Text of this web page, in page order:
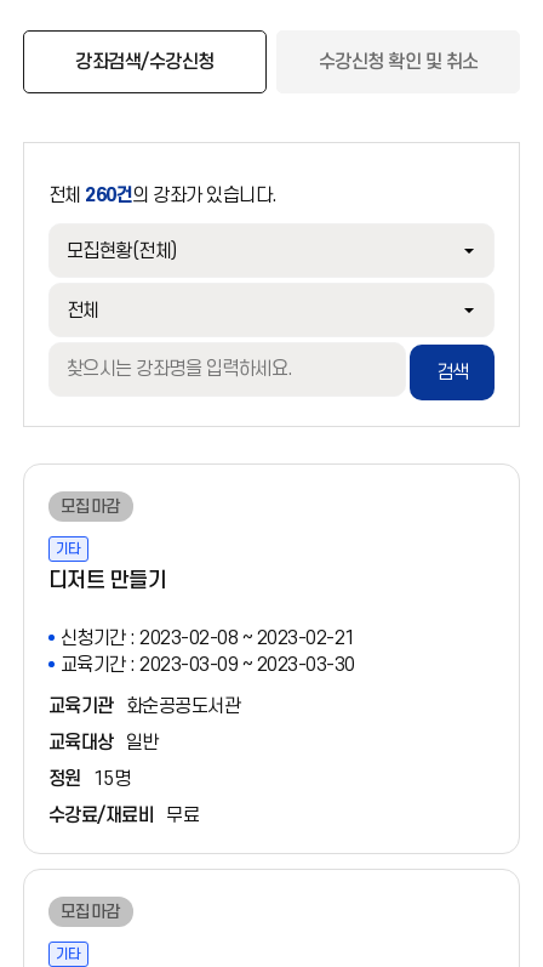
강좌검색/수강신청 수강신청 확인 및 취소
전체 260건의 강좌가 있습니다.
검색
모집마감
기타
디저트 만들기
신청기간 : 2023-02-08 ~ 2023-02-21
교육기간 : 2023-03-09 ~ 2023-03-30
교육기관
화순공공도서관
교육대상
일반
정원
15명
수강료/재료비
무료
모집마감
기타